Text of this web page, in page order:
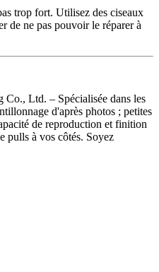
trop fort. Utilisez des ciseaux
de ne pas pouvoir le réparer à
Ltd. – Spécialisée dans les
d'après photos ; petites
de reproduction et finition
pulls à vos côtés. Soyez